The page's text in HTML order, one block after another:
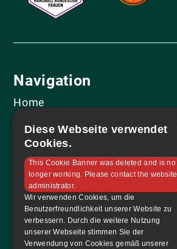
Navigation
Home
Sponsoren
Kontakt
Tickets & Magazin
Tickets bestellen
Dauerkarte
Diese Webseite verwendet
Cookies.
This Cookie Banner was deleted and is no
longer working. Please contact the website
administrator.
Wir verwenden Cookies, um die
Benutzerfreundlichkeit unserer Website zu
verbessern. Durch die weitere Nutzung
unserer Webseite stimmen Sie der
Verwendung von Cookies gemäß unserer